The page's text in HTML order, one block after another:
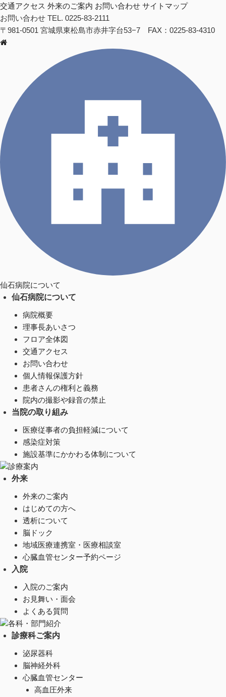
交通アクセス 外来のご案内 お問い合わせ サイトマップ
お問い合わせ TEL. 0225-83-2111
〒981-0501 宮城県東松島市赤井字台53−7 FAX：0225-83-4310
仙石病院について
仙石病院について
病院概要
理事長あいさつ
フロア全体図
交通アクセス
お問い合わせ
個人情報保護方針
患者さんの権利と義務
院内の撮影や録音の禁止
当院の取り組み
医療従事者の負担軽減について
感染症対策
施設基準にかかわる体制について
診療案内
外来
外来のご案内
はじめての方へ
透析について
脳ドック
地域医療連携室・医療相談室
心臓血管センター予約ページ
入院
入院のご案内
お見舞い・面会
よくある質問
各科・部門紹介
診療科ご案内
泌尿器科
脳神経外科
心臓血管センター
高血圧外来